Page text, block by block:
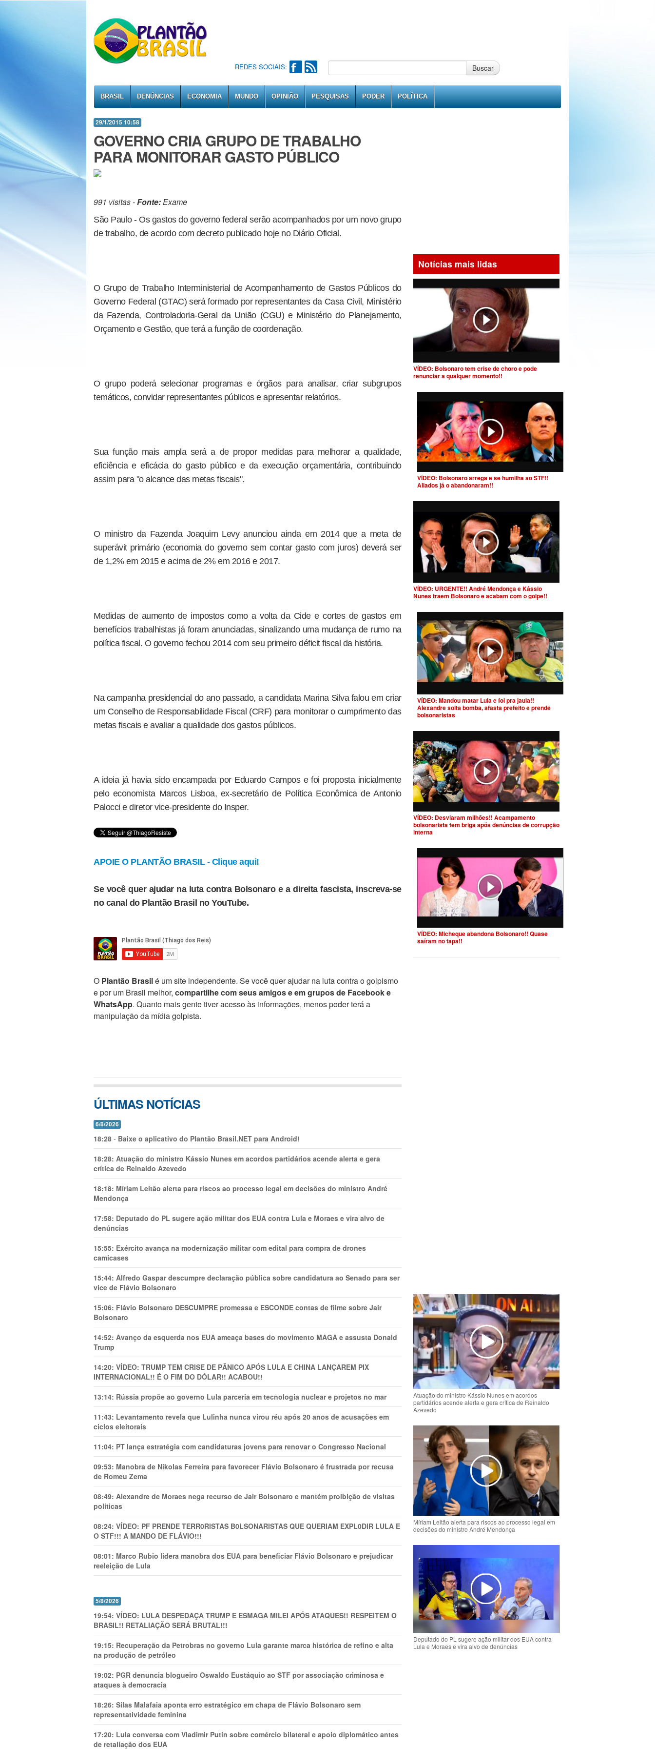
REDES SOCIAIS: Buscar
BRASIL DENÚNCIAS ECONOMIA MUNDO OPINIÃO PESQUISAS PODER POLÍTICA
29/1/2015 10:58
GOVERNO CRIA GRUPO DE TRABALHO
PARA MONITORAR GASTO PÚBLICO
991 visitas -Fonte:Exame
São Paulo - Os gastos do governo federal serão acompanhados por um novo grupo
de trabalho, de acordo com decreto publicado hoje no Diário Oficial.
O Grupo de Trabalho Interministerial de Acompanhamento de Gastos Públicos do
Governo Federal (GTAC) será formado por representantes da Casa Civil, Ministério
da Fazenda, Controladoria-Geral da União (CGU) e Ministério do Planejamento,
Orçamento e Gestão, que terá a função de coordenação.
O grupo poderá selecionar programas e órgãos para analisar, criar subgrupos
temáticos, convidar representantes públicos e apresentar relatórios.
Sua função mais ampla será a de propor medidas para melhorar a qualidade,
eficiência e eficácia do gasto público e da execução orçamentária, contribuindo
assim para "o alcance das metas fiscais".
O ministro da Fazenda Joaquim Levy anunciou ainda em 2014 que a meta de
superávit primário (economia do governo sem contar gasto com juros) deverá ser
de 1,2% em 2015 e acima de 2% em 2016 e 2017.
Medidas de aumento de impostos como a volta da Cide e cortes de gastos em
benefícios trabalhistas já foram anunciadas, sinalizando uma mudança de rumo na
política fiscal. O governo fechou 2014 com seu primeiro déficit fiscal da história.
Na campanha presidencial do ano passado, a candidata Marina Silva falou em criar
um Conselho de Responsabilidade Fiscal (CRF) para monitorar o cumprimento das
metas fiscais e avaliar a qualidade dos gastos públicos.
A ideia já havia sido encampada por Eduardo Campos e foi proposta inicialmente
pelo economista Marcos Lisboa, ex-secretário de Política Econômica de Antonio
Palocci e diretor vice-presidente do Insper.
APOIE O PLANTÃO BRASIL - Clique aqui!
Se você quer ajudar na luta contra Bolsonaro e a direita fascista, inscreva-se
no canal do Plantão Brasil no YouTube.
O Plantão Brasilé um site independente. Se você quer ajudar na luta contra o golpismo
e por um Brasil melhor, compartilhe com seus amigos e em grupos de Facebook e
WhatsApp. Quanto mais gente tiver acesso às informações, menos poder terá a
manipulação da mídia golpista.
ÚLTIMAS NOTÍCIAS
6/8/2026
18:28 - Baixe o aplicativo do Plantão Brasil.NET para Android!
18:28: Atuação do ministro Kássio Nunes em acordos partidários acende alerta e gera
crítica de Reinaldo Azevedo
18:18: Míriam Leitão alerta para riscos ao processo legal em decisões do ministro André
Mendonça
17:58: Deputado do PL sugere ação militar dos EUA contra Lula e Moraes e vira alvo de
denúncias
15:55: Exército avança na modernização militar com edital para compra de drones
camicases
15:44: Alfredo Gaspar descumpre declaração pública sobre candidatura ao Senado para ser
vice de Flávio Bolsonaro
15:06: Flávio Bolsonaro DESCUMPRE promessa e ESCONDE contas de filme sobre Jair
Bolsonaro
14:52: Avanço da esquerda nos EUA ameaça bases do movimento MAGA e assusta Donald
Trump
14:20: VÍDEO: TRUMP TEM CRlSE DE PÂNlCO APÓS LULA E CHINA LANÇAREM PIX
INTERNACIONAL!! É O FIM DO DÓLAR!! ACABOU!!
13:14: Rússia propõe ao governo Lula parceria em tecnologia nuclear e projetos no mar
11:43: Levantamento revela que Lulinha nunca virou réu após 20 anos de acusações em
ciclos eleitorais
11:04: PT lança estratégia com candidaturas jovens para renovar o Congresso Nacional
09:53: Manobra de Nikolas Ferreira para favorecer Flávio Bolsonaro é frustrada por recusa
de Romeu Zema
08:49: Alexandre de Moraes nega recurso de Jair Bolsonaro e mantém proibição de visitas
políticas
08:24: VÍDEO: PF PRENDE TERR0RlSTAS B0LSONARlSTAS QUE QUERIAM EXPL0DlR LULA E
O STF!!! A MANDO DE FLÁVIO!!!
08:01: Marco Rubio lidera manobra dos EUA para beneficiar Flávio Bolsonaro e prejudicar
reeleição de Lula
5/8/2026
19:54: VÍDEO: LULA DESPEDAÇA TRUMP E ESMAGA MILEI APÓS ATAQUES!! RESPEITEM O
BRASIL!! RETALIAÇÃO SERÁ BRUTAL!!!
19:15: Recuperação da Petrobras no governo Lula garante marca histórica de refino e alta
na produção de petróleo
19:02: PGR denuncia blogueiro Oswaldo Eustáquio ao STF por associação criminosa e
ataques à democracia
18:26: Silas Malafaia aponta erro estratégico em chapa de Flávio Bolsonaro sem
representatividade feminina
17:20: Lula conversa com Vladimir Putin sobre comércio bilateral e apoio diplomático antes
de retaliação dos EUA
Notícias mais lidas
VÍDEO: Bolsonaro tem crise de choro e pode
renunciar a qualquer momento!!
VÍDEO: Bolsonaro arrega e se humilha ao STF!!
Aliados já o abandonaram!!
VÍDEO: URGENTE!! André Mendonça e Kássio
Nunes traem Bolsonaro e acabam com o golpe!!
VÍDEO: Mandou matar Lula e foi pra jaula!!
Alexandre solta bomba, afasta prefeito e prende
bolsonaristas
VÍDEO: Desviaram milhões!! Acampamento
bolsonarista tem briga após denúncias de corrupção
interna
VÍDEO: Micheque abandona Bolsonaro!! Quase
saíram no tapa!!
Atuação do ministro Kássio Nunes em acordos
partidários acende alerta e gera crítica de Reinaldo
Azevedo
Míriam Leitão alerta para riscos ao processo legal em
decisões do ministro André Mendonça
Deputado do PL sugere ação militar dos EUA contra
Lula e Moraes e vira alvo de denúncias